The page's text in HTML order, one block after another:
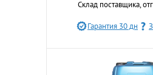
Склад поставщика,
Гарантия 30 дн